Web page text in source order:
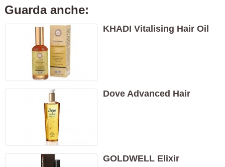
Guarda anche:
KHADI Vitalising Hair Oil
Dove Advanced Hair
GOLDWELL Elixir